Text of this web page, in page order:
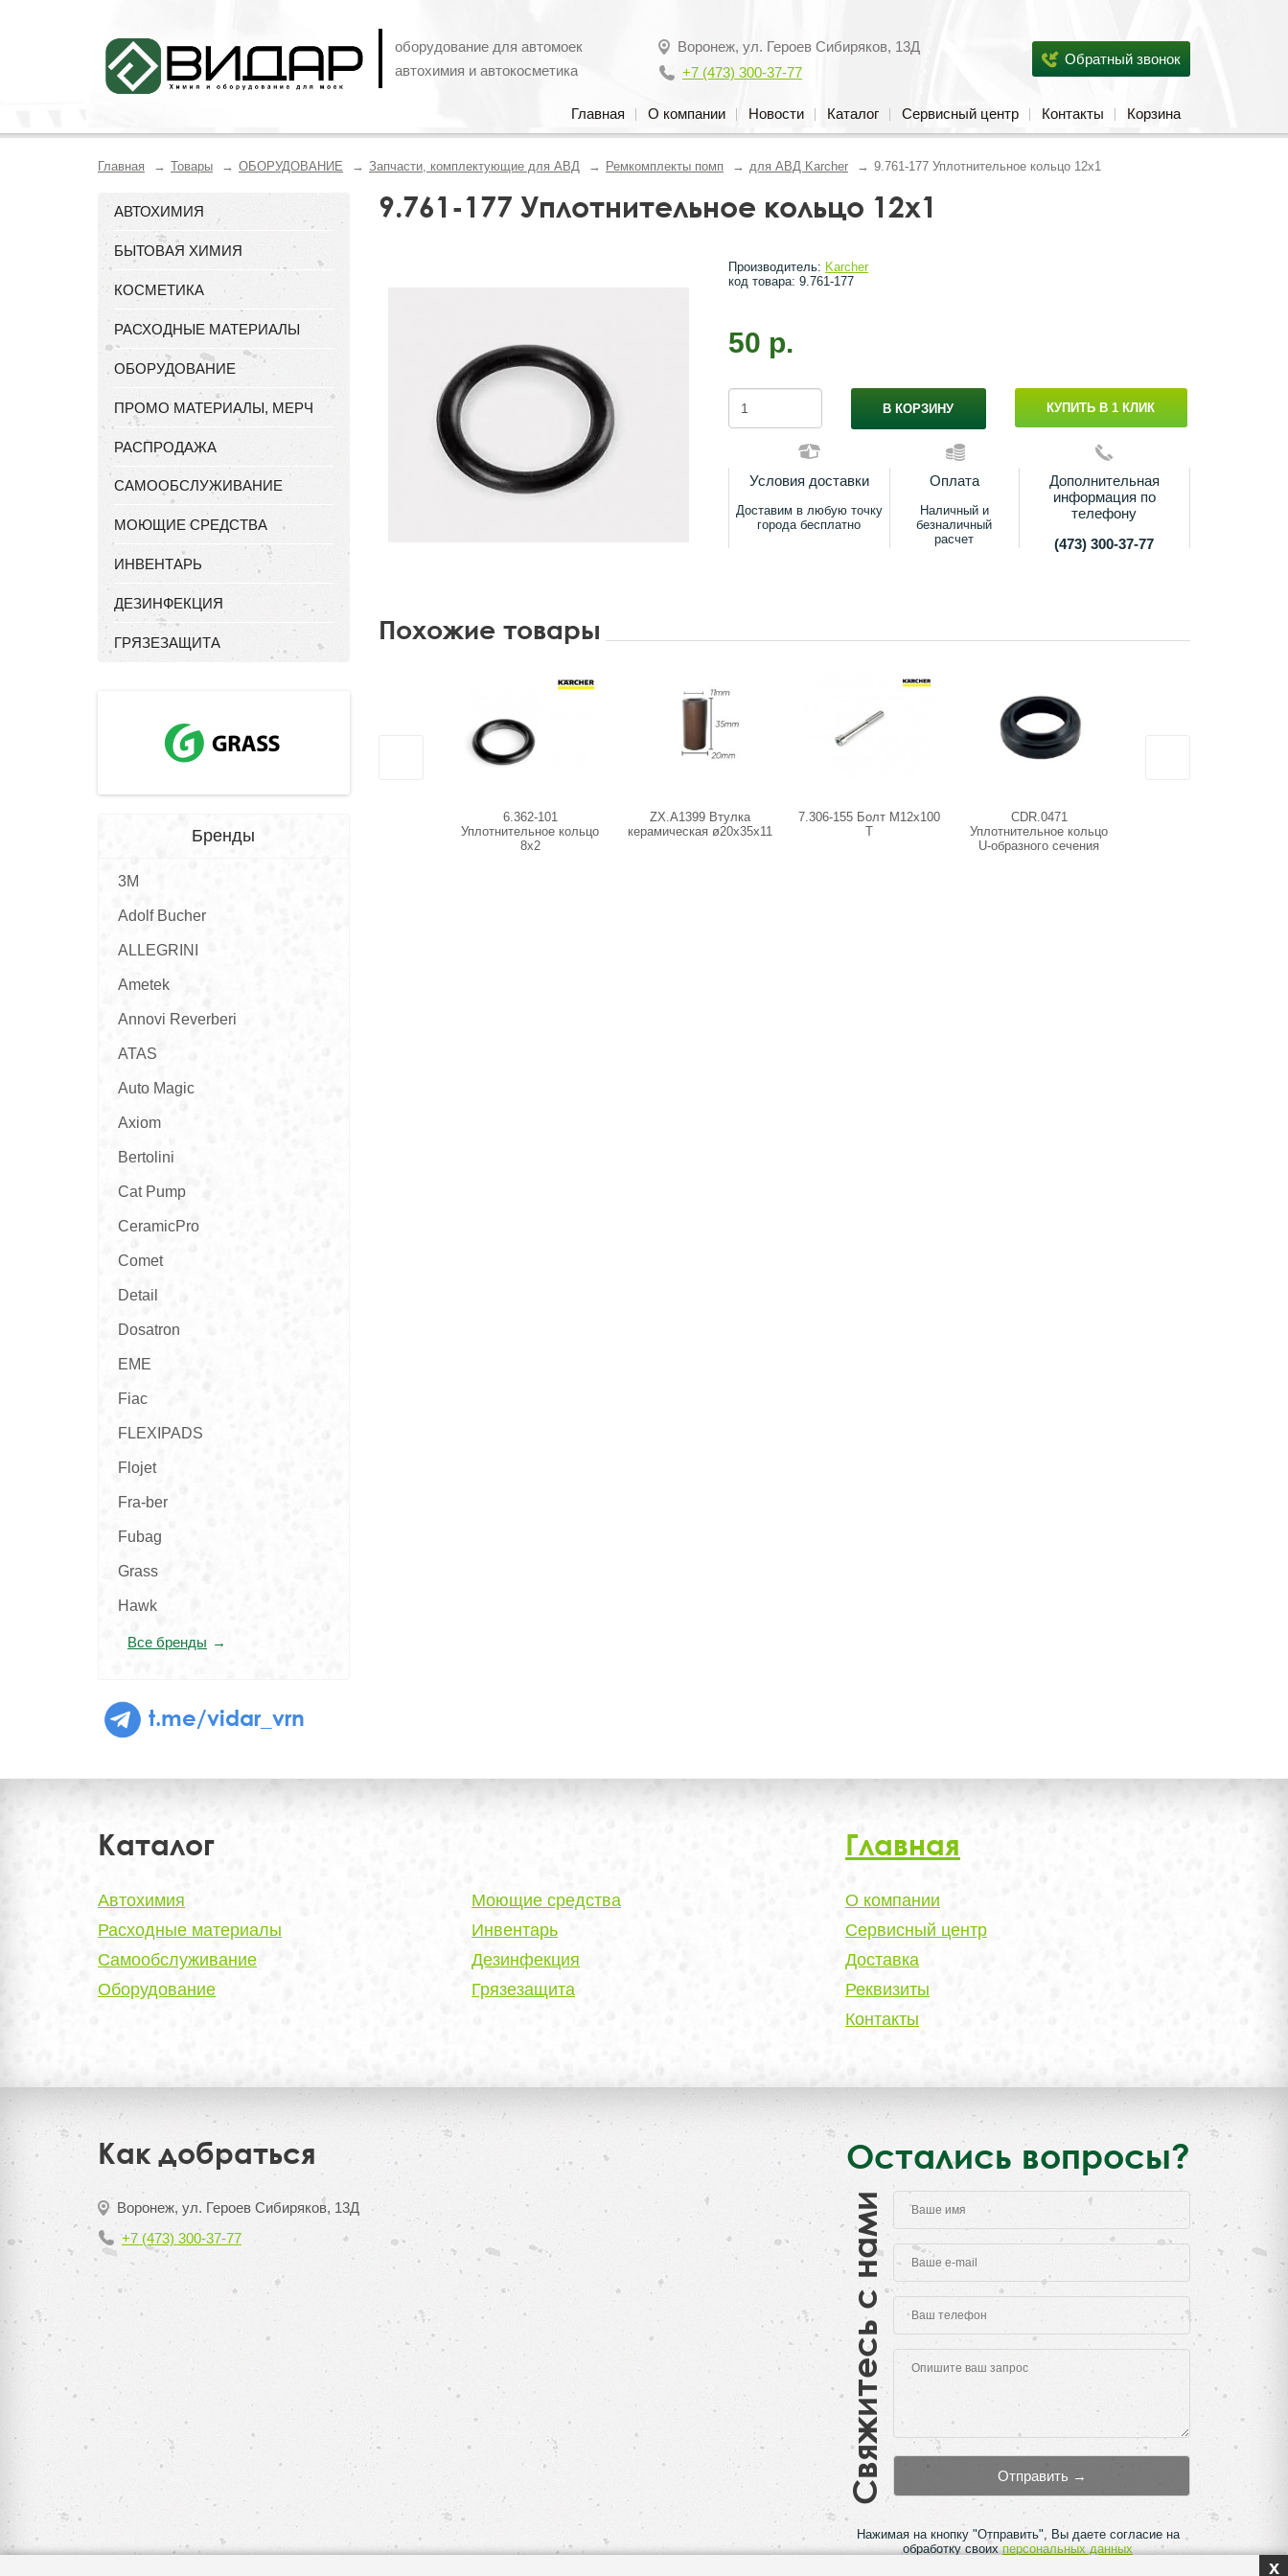
оборудование для автомоек
автохимия и автокосметика
Воронеж, ул. Героев Сибиряков, 13Д
+7 (473) 300-37-77
Обратный звонок
Главная О компании Новости Каталог Сервисный центр Контакты Корзина
Главная Товары ОБОРУДОВАНИЕ Запчасти, комплектующие для АВД Ремкомплекты помп для АВД Karcher 9.761-177 Уплотнительное кольцо 12x1
АВТОХИМИЯ
БЫТОВАЯ ХИМИЯ
КОСМЕТИКА
РАСХОДНЫЕ МАТЕРИАЛЫ
ОБОРУДОВАНИЕ
ПРОМО МАТЕРИАЛЫ, МЕРЧ
РАСПРОДАЖА
САМООБСЛУЖИВАНИЕ
МОЮЩИЕ СРЕДСТВА
ИНВЕНТАРЬ
ДЕЗИНФЕКЦИЯ
ГРЯЗЕЗАЩИТА
Бренды
3M
Adolf Bucher
ALLEGRINI
Ametek
Annovi Reverberi
ATAS
Auto Magic
Axiom
Bertolini
Cat Pump
CeramicPro
Comet
Detail
Dosatron
EME
Fiac
FLEXIPADS
Flojet
Fra-ber
Fubag
Grass
Hawk
Все бренды
t.me/vidar_vrn
9.761-177 Уплотнительное кольцо 12x1
Производитель: Karcher
код товара: 9.761-177
50 р.
В КОРЗИНУ КУПИТЬ В 1 КЛИК
Условия доставки
Доставим в любую точку
города бесплатно
Оплата
Наличный и
безналичный
расчет
Дополнительная
информация по
телефону
(473) 300-37-77
Похожие товары
6.362-101
Уплотнительное кольцо
8х2
ZX.A1399 Втулка
керамическая ø20x35х11
7.306-155 Болт М12х100
Т
CDR.0471
Уплотнительное кольцо
U-образного сечения
Каталог Главная
Автохимия
Расходные материалы
Самообслуживание
Оборудование
Моющие средства
Инвентарь
Дезинфекция
Грязезащита
О компании
Сервисный центр
Доставка
Реквизиты
Контакты
Как добраться
Воронеж, ул. Героев Сибиряков, 13Д
+7 (473) 300-37-77
Остались вопросы?
Свяжитесь с нами
Нажимая на кнопку "Отправить", Вы даете согласие на
обработку своихперсональных данных
x